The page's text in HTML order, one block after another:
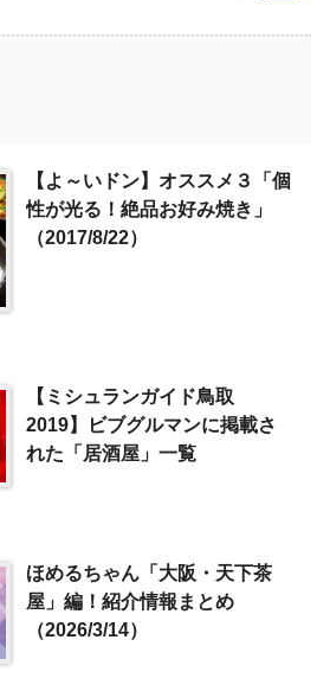
【よ～いドン】オススメ３「個
性が光る！絶品お好み焼き」
（2017/8/22）
【ミシュランガイド鳥取
2019】ビブグルマンに掲載さ
れた「居酒屋」一覧
ほめるちゃん「大阪・天下茶
屋」編！紹介情報まとめ
（2026/3/14）